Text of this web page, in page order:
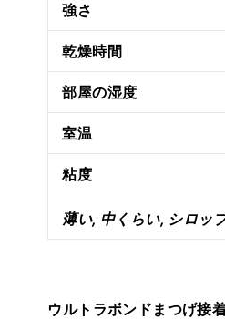
強さ
乾燥時間
部屋の湿度
室温
粘度
薄い, 中くらい, シロッ
ウルトラボンドまつげ接